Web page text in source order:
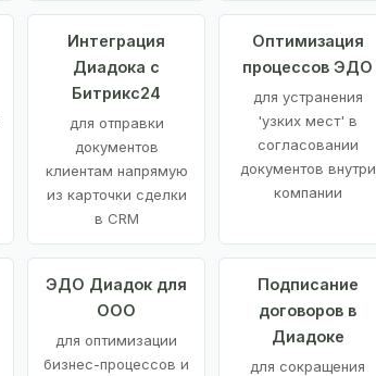
Интеграция
Диадока с
Битрикс24
для отправки
документов
клиентам напрямую
из карточки сделки
в CRM
Оптимизация
процессов ЭДО
для устранения
'узких мест' в
согласовании
документов внутри
компании
ЭДО Диадок для
ООО
для оптимизации
бизнес-процессов и
Подписание
договоров в
Диадоке
для сокращения